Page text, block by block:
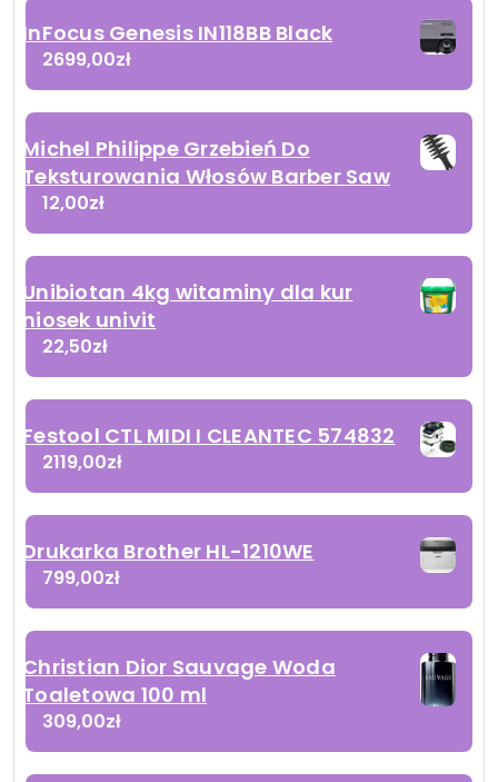
InFocus Genesis IN118BB Black
2699,00zł
Michel Philippe Grzebień Do
Teksturowania Włosów Barber Saw
12,00zł
Unibiotan 4kg witaminy dla kur
niosek univit
22,50zł
Festool CTL MIDI I CLEANTEC 574832
2119,00zł
Drukarka Brother HL-1210WE
799,00zł
Christian Dior Sauvage Woda
Toaletowa 100 ml
309,00zł